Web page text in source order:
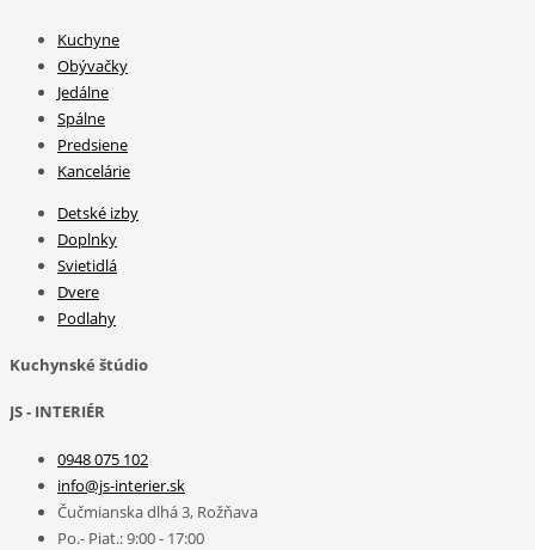
Kuchyne
Obývačky
Jedálne
Spálne
Predsiene
Kancelárie
Detské izby
Doplnky
Svietidlá
Dvere
Podlahy
Kuchynské štúdio
JS - INTERIÉR
0948 075 102
info@js-interier.sk
Čučmianska dlhá 3, Rožňava
Po.- Piat.: 9:00 - 17:00